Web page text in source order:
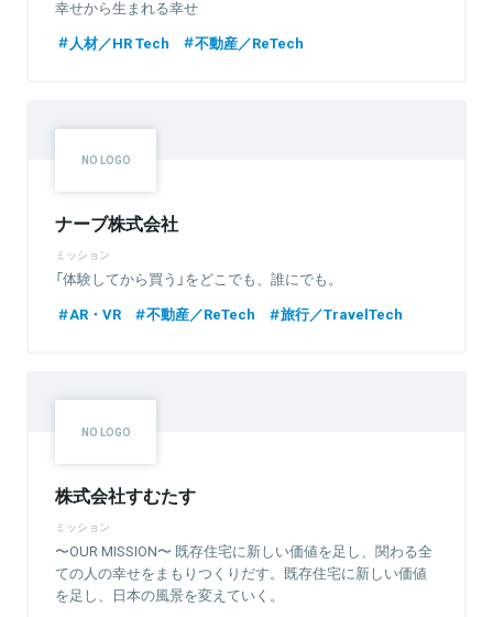
幸せから生まれる幸せ
人材／HR Tech
不動産／ReTech
ナーブ株式会社
ミッション
「体験してから買う」をどこでも、誰にでも。
AR・VR
不動産／ReTech 旅行／TravelTech
株式会社すむたす
ミッション
〜OUR MISSION〜 既存住宅に新しい価値を足し、関わる全
ての人の幸せをまもりつくりだす。既存住宅に新しい価値
を足し、日本の風景を変えていく。